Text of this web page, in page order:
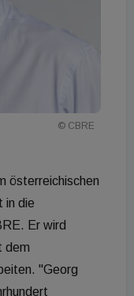
© CBRE
österreichischen
in die
Er wird
dem
"Georg